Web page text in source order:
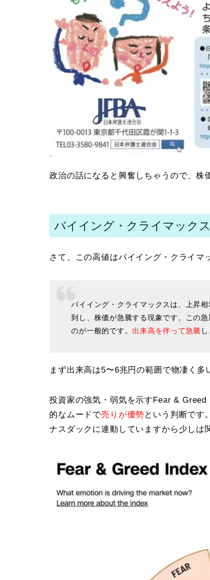
政治の話になると興奮しちゃうので、株
バイイング・クライマック
さて、この高値はバイイング・クライマ
バイイング・クライマックスは、上昇
到し、株価が急騰する現象です。この
のが一般的です。 出来高を伴って急騰 し
まず出来高は5〜6兆円の範囲で物凄く多
投資家の強気・弱気を示すFear &
的なムードで売りが優勢 という判断です
ナスダックに連動していますから少しは